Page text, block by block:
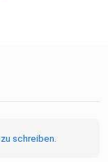
schreiben.